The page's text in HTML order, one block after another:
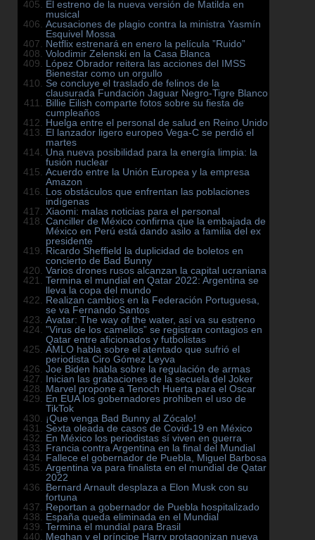
El estreno de la nueva versión de Matilda en
musical
Acusaciones de plagio contra la ministra Yasmín
Esquivel Mossa
Netflix estrenará en enero la película ”Ruido”
Volodimir Zelenski en la Casa Blanca
López Obrador reitera las acciones del IMSS
Bienestar como un orgullo
Se concluye el traslado de felinos de la
clausurada Fundación Jaguar Negro-Tigre Blanco
Billie Eilish comparte fotos sobre su fiesta de
cumpleaños
Huelga entre el personal de salud en Reino Unido
El lanzador ligero europeo Vega-C se perdió el
martes
Una nueva posibilidad para la energía limpia: la
fusión nuclear
Acuerdo entre la Unión Europea y la empresa
Amazon
Los obstáculos que enfrentan las poblaciones
indígenas
Xiaomi: malas noticias para el personal
Canciller de México confirma que la embajada de
México en Perú está dando asilo a familia del ex
presidente
Ricardo Sheffield la duplicidad de boletos en
concierto de Bad Bunny
Varios drones rusos alcanzan la capital ucraniana
Termina el mundial en Qatar 2022: Argentina se
lleva la copa del mundo
Realizan cambios en la Federación Portuguesa,
se va Fernando Santos
Avatar: The way of the water, así va su estreno
”Virus de los camellos” se registran contagios en
Qatar entre aficionados y futbolistas
AMLO habla sobre el atentado que sufrió el
periodista Ciro Gómez Leyva
Joe Biden habla sobre la regulación de armas
Inician las grabaciones de la secuela del Joker
Marvel propone a Tenoch Huerta para el Oscar
En EUA los gobernadores prohiben el uso de
TikTok
¡Que venga Bad Bunny al Zócalo!
Sexta oleada de casos de Covid-19 en México
En México los periodistas sí viven en guerra
Francia contra Argentina en la final del Mundial
Fallece el gobernador de Puebla, Miguel Barbosa
Argentina va para finalista en el mundial de Qatar
2022
Bernard Arnault desplaza a Elon Musk con su
fortuna
Reportan a gobernador de Puebla hospitalizado
España queda eliminada en el Mundial
Termina el mundial para Brasil
Meghan y el príncipe Harry protagonizan nueva